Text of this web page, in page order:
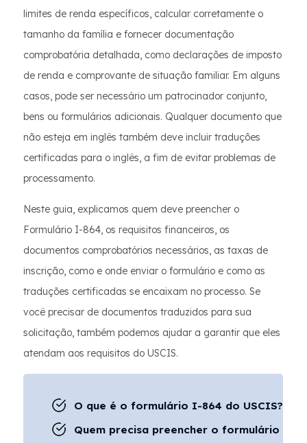
limites de renda específicos, calcular corretamente o
tamanho da família e fornecer documentação
comprobatória detalhada, como declarações de imposto
de renda e comprovante de situação familiar. Em alguns
casos, pode ser necessário um patrocinador conjunto,
bens ou formulários adicionais. Qualquer documento que
não esteja em inglês também deve incluir traduções
certificadas para o inglês, a fim de evitar problemas de
processamento.
Neste guia, explicamos quem deve preencher o
Formulário I-864, os requisitos financeiros, os
documentos comprobatórios necessários, as taxas de
inscrição, como e onde enviar o formulário e como as
traduções certificadas se encaixam no processo. Se
você precisar de documentos traduzidos para sua
solicitação, também podemos ajudar a garantir que eles
atendam aos requisitos do USCIS.
O que é o formulário I-864 do USCIS?
Quem precisa preencher o formulário